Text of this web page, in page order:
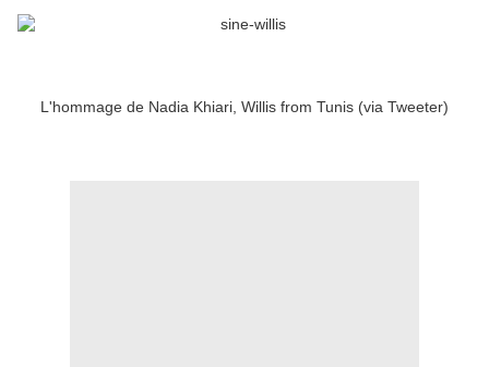
L'hommage de Nadia Khiari, Willis from Tunis (via Tweeter)